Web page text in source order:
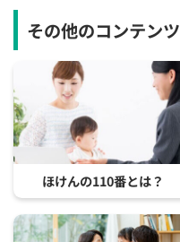
その他のコンテンツ
ほけんの110番とは？